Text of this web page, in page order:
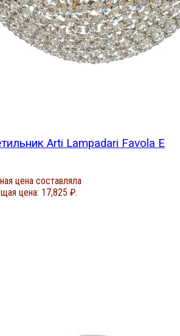
Arti Lampadari Favola E
цена составляла
цена: 17,825 ₽.